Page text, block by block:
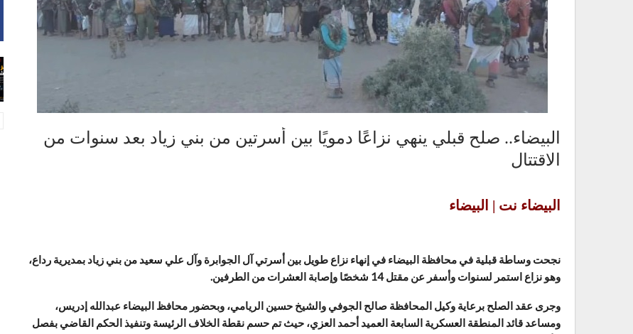
البيضاء.. صلح قبلي ينهي نزاعًا دمويًا بين أسرتين من بني زياد بعد سنوات من
الاقتتال
البيضاء نت | البيضاء
نجحت وساطة قبلية في محافظة البيضاء في إنهاء نزاع طويل بين أسرتي آل الجوابرة وآل علي سعيد من بني زياد بمديرية رداع،
وهو نزاع استمر لسنوات وأسفر عن مقتل 14 شخصًا وإصابة العشرات من الطرفين.
وجرى عقد الصلح برعاية وكيل المحافظة صالح الجوفي والشيخ حسين الريامي، وبحضور محافظ البيضاء عبدالله إدريس،
ومساعد قائد المنطقة العسكرية السابعة العميد أحمد العزي، حيث تم حسم نقطة الخلاف الرئيسة وتنفيذ الحكم القاضي بفصل